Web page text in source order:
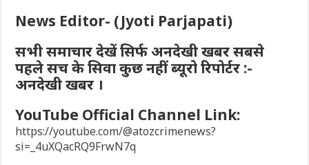
News Editor- (Jyoti Parjapati)
सभी समाचार देखें सिर्फ अनदेखी खबर सबसे
पहले सच के सिवा कुछ नहीं ब्यूरो रिपोर्टर :-
अनदेखी खबर ।
YouTube Official Channel Link:
https://youtube.com/@atozcrimenews?
si=_4uXQacRQ9FrwN7q